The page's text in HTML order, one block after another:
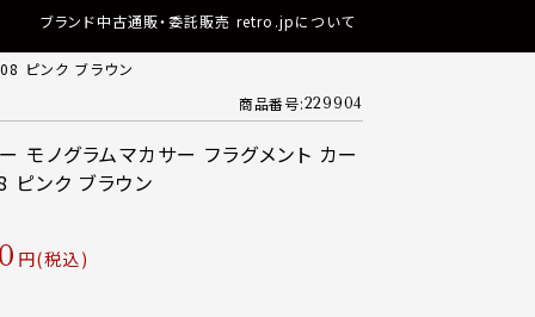
ブランド中古通販・委託販売 retro.jpについて
ピンク ブラウン
商品番号 229904
モノグラムマカサー フラグメント カー
ンク ブラウン
税込